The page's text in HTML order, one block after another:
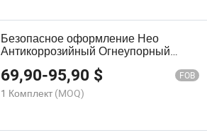
Безопасное оформление Нео
Антикоррозийный Огнеупорный
Экологически чистые материалы
Стальные квартиры
Индивидуальная входная дверь
69,90-95,90 $ FOB
1 Комплект (MOQ)